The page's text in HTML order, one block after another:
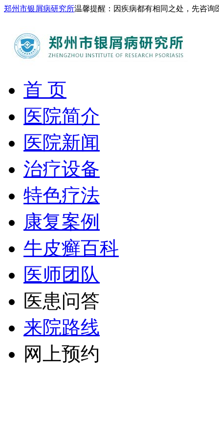
郑州市银屑病研究所温馨提醒：因疾病都有相同之处，先咨
首 页
医院简介
医院新闻
治疗设备
特色疗法
康复案例
牛皮癣百科
医师团队
医患问答
来院路线
网上预约